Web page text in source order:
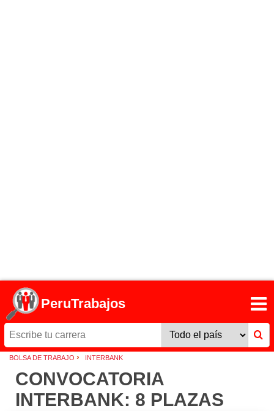
PeruTrabajos
BOLSA DE TRABAJO › INTERBANK
CONVOCATORIA
INTERBANK: 8 PLAZAS